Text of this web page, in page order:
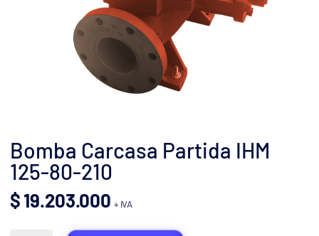
Bomba Carcasa Partida IHM
125-80-210
$19.203.000 + IVA